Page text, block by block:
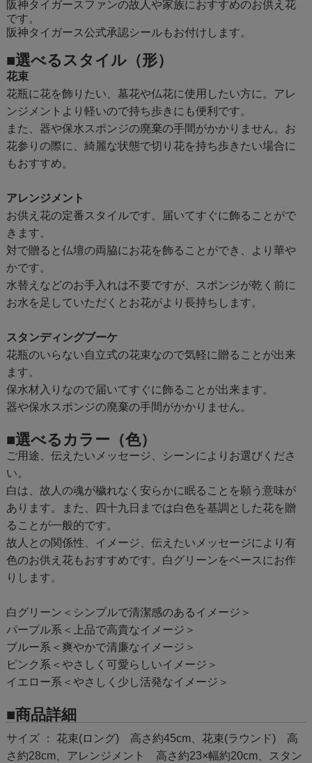
阪神タイガースファンの故人や家族におすすめのお供え花
です。
阪神タイガース公式承認シールもお付けします。
■選べるスタイル（形）
花束
花瓶に花を飾りたい、墓花や仏花に使用したい方に。アレ
ンジメントより軽いので持ち歩きにも便利です。
また、器や保水スポンジの廃棄の手間がかかりません。お
花参りの際に、綺麗な状態で切り花を持ち歩きたい場合に
もおすすめ。
アレンジメント
お供え花の定番スタイルです。届いてすぐに飾ることがで
きます。
対で贈ると仏壇の両脇にお花を飾ることができ、より華や
かです。
水替えなどのお手入れは不要ですが、スポンジが乾く前に
お水を足していただくとお花がより長持ちします。
スタンディングブーケ
花瓶のいらない自立式の花束なので気軽に贈ることが出来
ます。
保水材入りなので届いてすぐに飾ることが出来ます。
器や保水スポンジの廃棄の手間がかかりません。
■選べるカラー（色）
ご用途、伝えたいメッセージ、シーンによりお選びくださ
い。
白は、故人の魂が穢れなく安らかに眠ることを願う意味が
あります。また、四十九日までは白色を基調とした花を贈
ることが一般的です。
故人との関係性、イメージ、伝えたいメッセージにより有
色のお供え花もおすすめです。白グリーンをベースにお作
りします。
白グリーン＜シンプルで清潔感のあるイメージ＞
パープル系＜上品で高貴なイメージ＞
ブルー系＜爽やかで清廉なイメージ＞
ピンク系＜やさしく可愛らしいイメージ＞
イエロー系＜やさしく少し活発なイメージ＞
■商品詳細
サイズ ： 花束(ロング) 高さ約45cm、花束(ラウンド) 高
さ約28cm、アレンジメント 高さ約23×幅約20cm、スタン